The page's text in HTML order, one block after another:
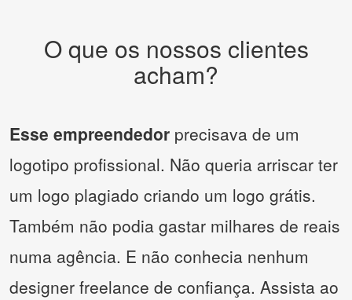
O que os nossos clientes
acham?
Esse empreendedor precisava de um
logotipo profissional. Não queria arriscar ter
um logo plagiado criando um logo grátis.
Também não podia gastar milhares de reais
numa agência. E não conhecia nenhum
designer freelance de confiança. Assista ao